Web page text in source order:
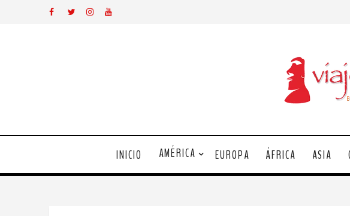
INICIO AMÉRICA EUROPA ÁFRICA ASIA